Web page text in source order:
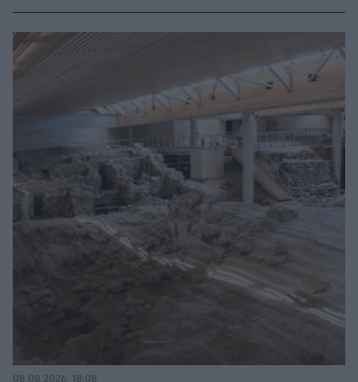
08.08.2026, 18:08